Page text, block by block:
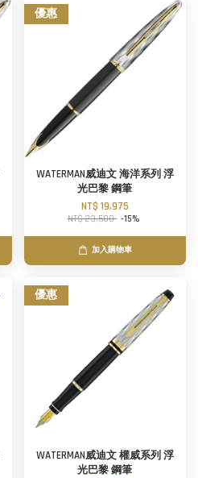
優惠
WATERMAN威迪文 海洋系列 浮
光巴黎 鋼筆
NT$ 19,975
NT$ 23,500 -15%
加入購物車
優惠
WATERMAN威迪文 權威系列 浮
光巴黎 鋼筆